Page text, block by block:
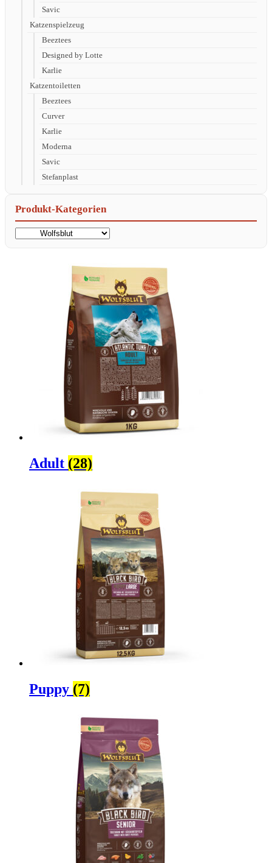
Savic
Katzenspielzeug
Beeztees
Designed by Lotte
Karlie
Katzentoiletten
Beeztees
Curver
Karlie
Moderna
Savic
Stefanplast
Produkt-Kategorien
Adult (28)
Puppy (7)